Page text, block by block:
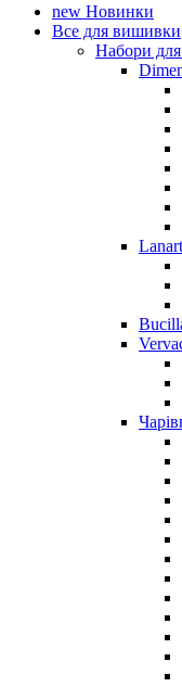
new Новинки
Все для вишивки
Набори